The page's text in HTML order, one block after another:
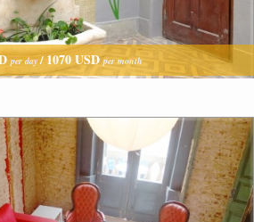
per day / 1070 USDper month